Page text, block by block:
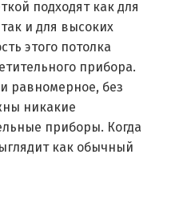
подходят как для
и для высоких
этого потолка
прибора.
равномерное, без
никакие
приборы. Когда
как обычный